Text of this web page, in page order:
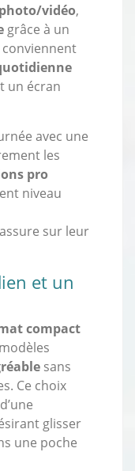
photo/vidéo,
grâce à un
conviennent
un écran
avec une
les
pro
niveau
sur leur
et un
compact
sans
Ce choix
glisser
une poche